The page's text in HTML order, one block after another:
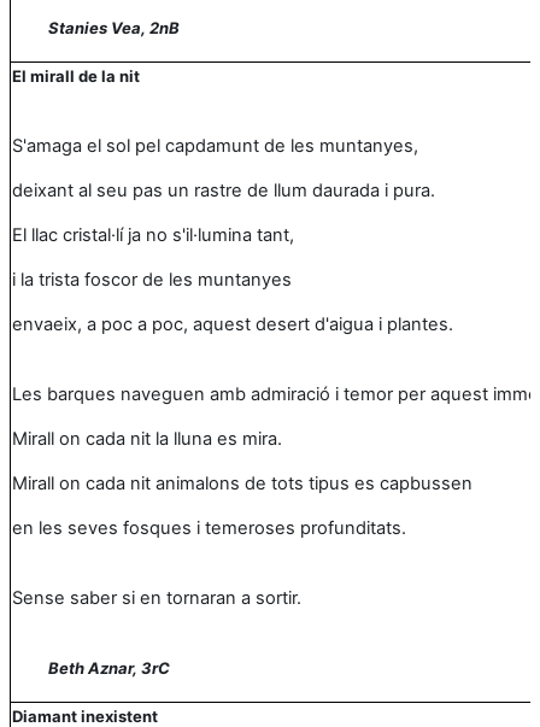
Stanies Vea, 2nB
El mirall de la nit
S'amaga el sol pel capdamunt de les muntanyes,
deixant al seu pas un rastre de llum daurada i pura.
El llac cristal·lí ja no s'il·lumina tant,
i la trista foscor de les muntanyes
envaeix, a poc a poc, aquest desert d'aigua i plantes.
Les barques naveguen amb admiració i temor per aquest
Mirall on cada nit la lluna es mira.
Mirall on cada nit animalons de tots tipus es capbussen
en les seves fosques i temeroses profunditats.
Sense saber si en tornaran a sortir.
Beth Aznar, 3rC
Diamant inexistent